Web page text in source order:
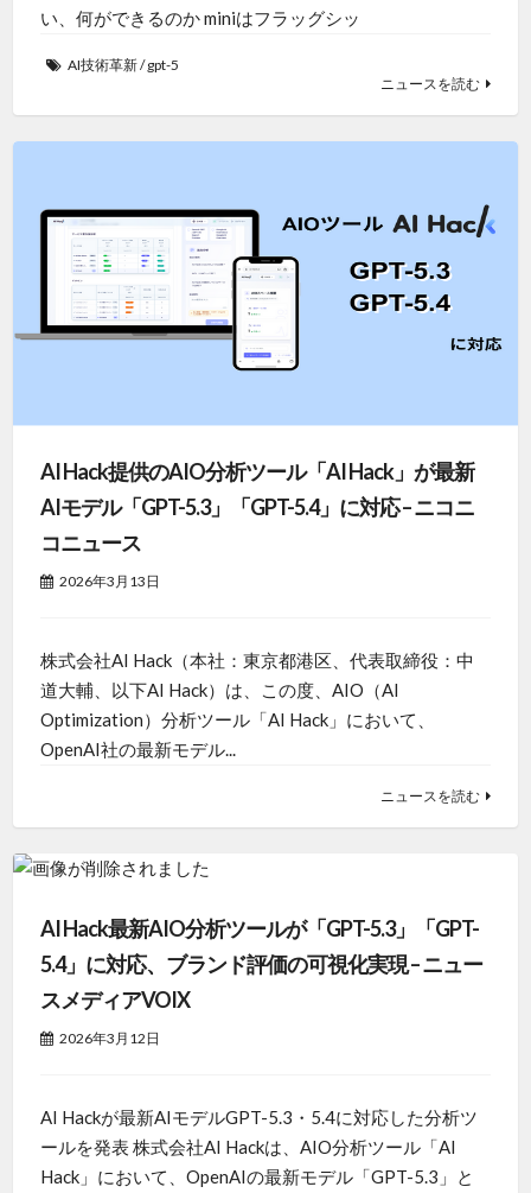
い、何ができるのか miniはフラッグシッ
AI技術革新/gpt-5
ニュースを読む
AI Hack提供のAIO分析ツール「AI Hack」が最新
AIモデル「GPT-5.3」「GPT-5.4」に対応 – ニコニ
コニュース
2026年3月13日
株式会社AI Hack（本社：東京都港区、代表取締役：中
道大輔、以下AI Hack）は、この度、AIO（AI
Optimization）分析ツール「AI Hack」において、
OpenAI社の最新モデル...
ニュースを読む
AI Hack最新AIO分析ツールが「GPT-5.3」「GPT-
5.4」に対応、ブランド評価の可視化実現 – ニュー
スメディアVOIX
2026年3月12日
AI Hackが最新AIモデルGPT-5.3・5.4に対応した分析ツ
ールを発表 株式会社AI Hackは、AIO分析ツール「AI
Hack」において、OpenAIの最新モデル「GPT-5.3」と